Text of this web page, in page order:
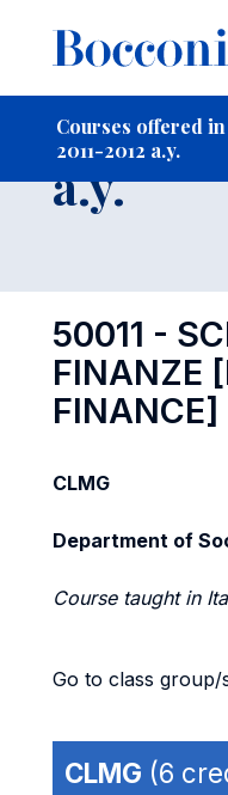
Courses offered
2011-2012 a.y.
-
Course
a.y.
50011 -
FINANZE
FINANCE]
CLMG
Department of
Course taught in
Go to class group/
CLMG (6